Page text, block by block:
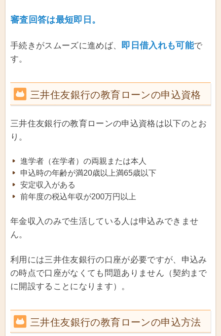
審査回答は最短即日。
手続きがスムーズに進めば、 即日借入れも可能で
す。
三井住友銀行の教育ローンの申込資格
三井住友銀行の教育ローンの申込資格は以下のとお
り。
進学者（在学者）の両親または本人
申込時の年齢が満20歳以上満65歳以下
安定収入がある
前年度の税込年収が200万円以上
年金収入のみで生活している人は申込みできませ
ん。
利用には三井住友銀行の口座が必要ですが、申込み
の時点で口座がなくても問題ありません（契約まで
に開設することになります）。
三井住友銀行の教育ローンの申込方法